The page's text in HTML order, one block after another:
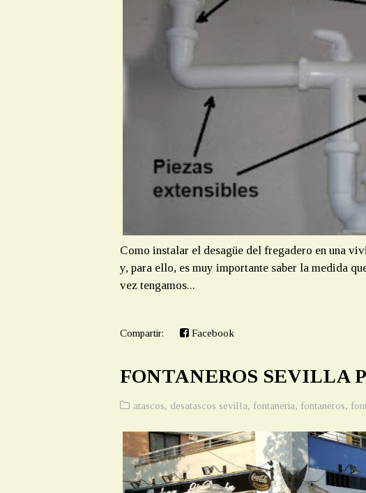
Como instalar el desagüe del fregadero en una
y, para ello, es muy importante saber la medida
vez tengamos...
Compartir: Facebook
FONTANEROS SEVILLA
atascos, desatascos sevilla, fontaneria, fontaneros,